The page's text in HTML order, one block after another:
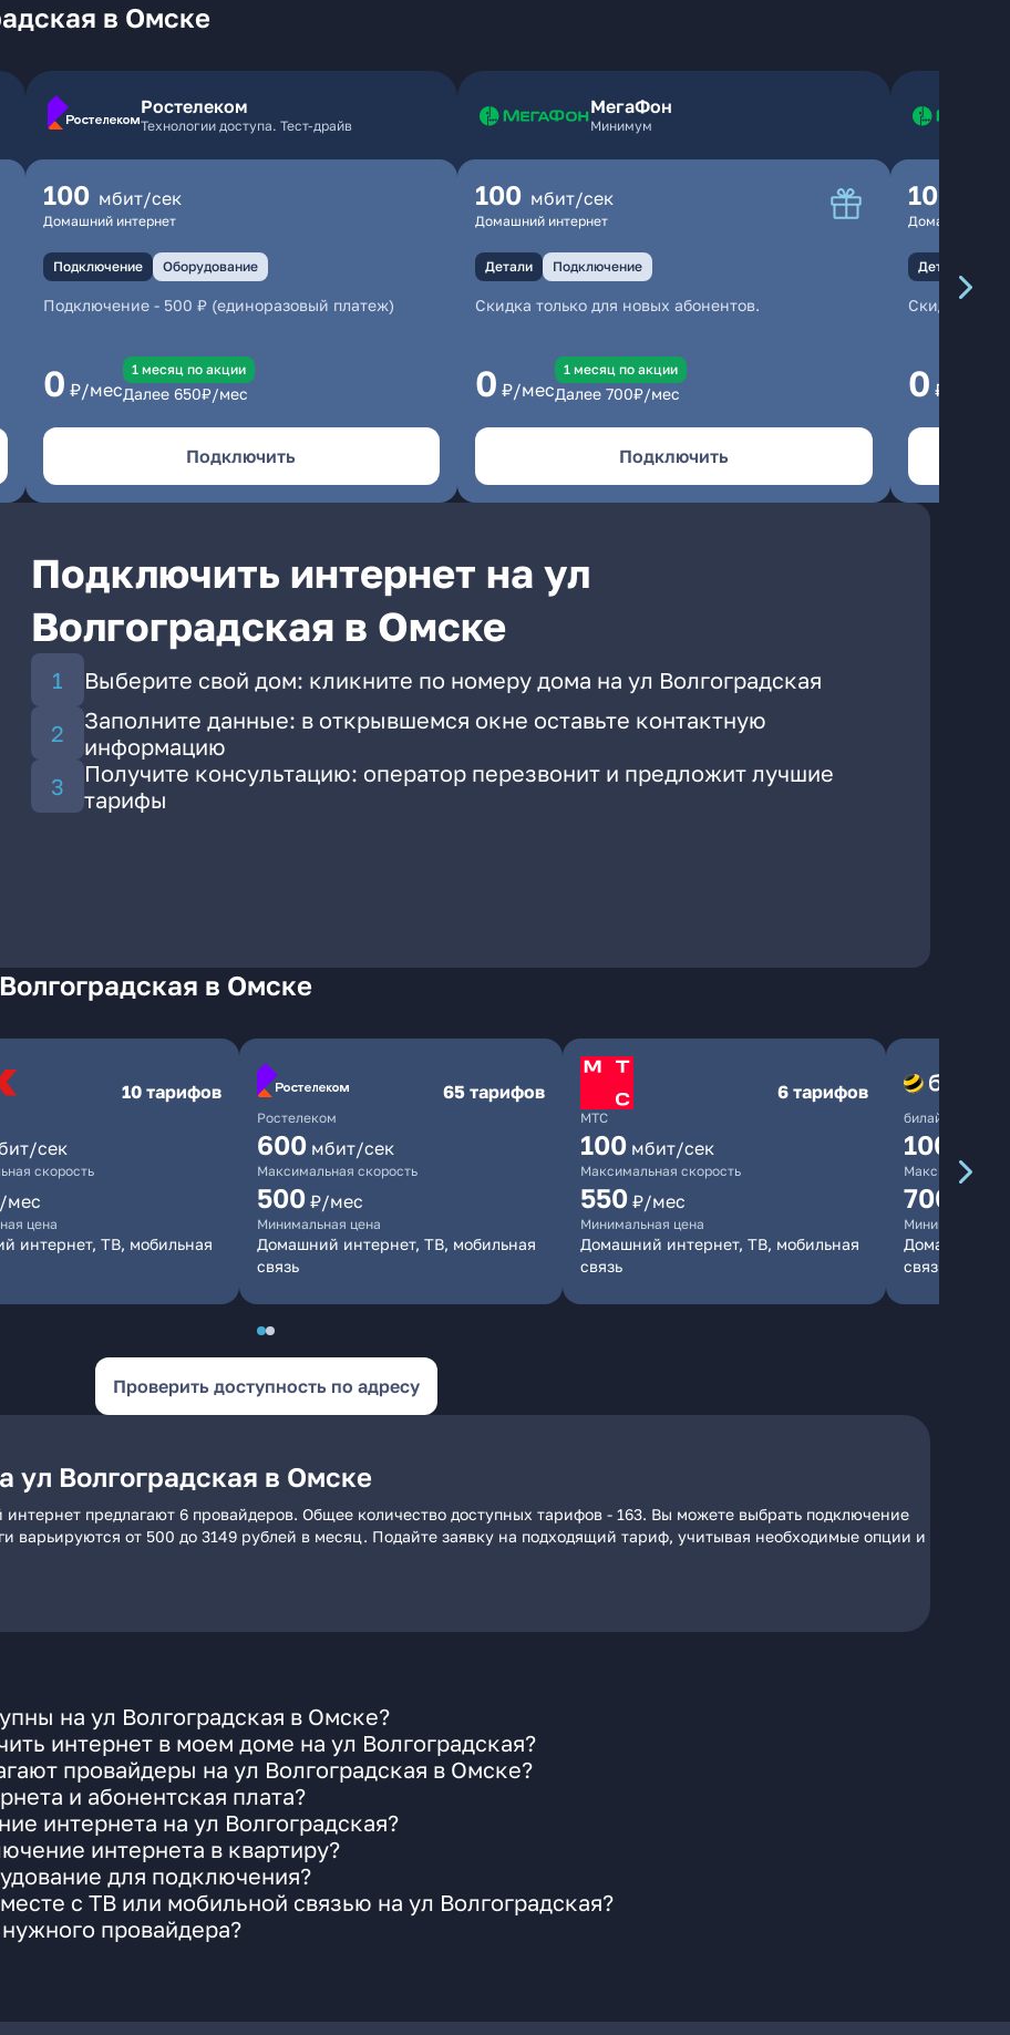
в Омске
Ростелеком
Технологии доступа. Тест-драйв
100 мбит/сек
Домашний интернет
Подключение Оборудование
Подключение- 500 ₽ (единоразовый платеж)
0 ₽/мес
1 месяц по акции
Далее 650₽/мес
Подключить
МегаФон
Минимум
100 мбит/сек
Домашний интернет
Детали Подключение
Скидка только для новых абонентов.
0 ₽/мес
1 месяц по акции
Далее 700₽/мес
Подключить
100
Домашний
Детали
Скидка
0 ₽/мес
Подключить интернет на ул
Волгоградская в Омске
Выберите свой дом: кликните по номеру дома на ул Волгоградская
Заполните данные: в открывшемся окне оставьте контактную
информацию
Получите консультацию: оператор перезвонит и предложит лучшие
тарифы
в Омске
10 тарифов
сек
скорость
мес
цена
интернет, ТВ, мобильная
Ростелеком
65 тарифов
600 мбит/сек
Максимальная скорость
500 ₽/мес
Минимальная цена
Домашний интернет, ТВ, мобильная
связь
МТС
6 тарифов
100 мбит/сек
Максимальная скорость
550 ₽/мес
Минимальная цена
Домашний интернет, ТВ, мобильная
связь
билайн
1000
Максимальная
700
Минимальная
Домашний
связь
Проверить доступность по адресу
ул Волгоградская в Омске
предлагают 6 провайдеров. Общее количество доступных тарифов - 163. Вы можете выбрать подключение
варьируются от 500 до 3149 рублей в месяц. Подайте заявку на подходящий тариф, учитывая необходимые опции и
на ул Волгоградская в Омске?
интернет в моем доме на ул Волгоградская?
провайдеры на ул Волгоградская в Омске?
и абонентская плата?
интернета на ул Волгоградская?
интернета в квартиру?
для подключения?
с ТВ или мобильной связью на ул Волгоградская?
провайдера?